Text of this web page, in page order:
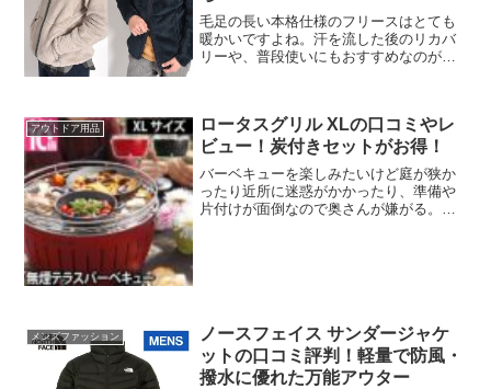
毛足の長い本格仕様のフリースはとても
暖かいですよね。汗を流した後のリカバ
リーや、普段使いにもおすすめなのがフ
を紹介していきたいと思い...
アウトドア用品
ロータスグリル XLの口コミやレ
ビュー！炭付きセットがお得！
バーベキューを楽しみたいけど庭が狭か
ったり近所に迷惑がかかったり、準備や
片付けが面倒なので奥さんが嫌がる。そ
メンズファッション
ノースフェイス サンダージャケ
ットの口コミ評判！軽量で防風・
撥水に優れた万能アウター